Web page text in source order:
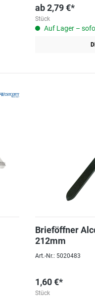
ab2,79 €*
Stück
Auf Lager –
Brieföffner
212mm
Art.-Nr.: 5020483
1,60 €*
Stück